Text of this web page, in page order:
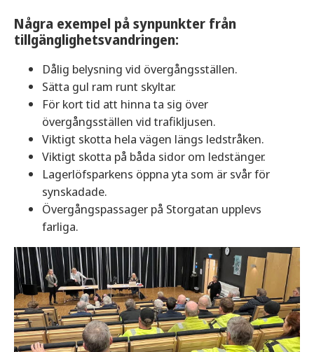
Några exempel på synpunkter från
tillgänglighetsvandringen:
Dålig belysning vid övergångsställen.
Sätta gul ram runt skyltar.
För kort tid att hinna ta sig över
övergångsställen vid trafikljusen.
Viktigt skotta hela vägen längs ledstråken.
Viktigt skotta på båda sidor om ledstänger.
Lagerlöfsparkens öppna yta som är svår för
synskadade.
Övergångspassager på Storgatan upplevs
farliga.